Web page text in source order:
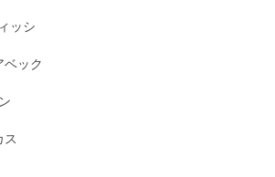
温かいお言葉をいただき、ありがとう
。
ッシ
ベック
ス